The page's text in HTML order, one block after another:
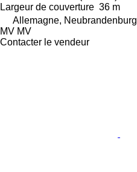
Largeur de couverture 36 m
Allemagne, Neubrandenburg
MV MV
Contacter le vendeur